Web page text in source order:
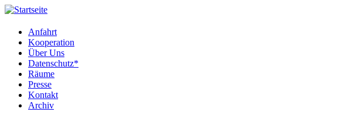
Anfahrt
Kooperation
Über Uns
Datenschutz*
Räume
Presse
Kontakt
Archiv